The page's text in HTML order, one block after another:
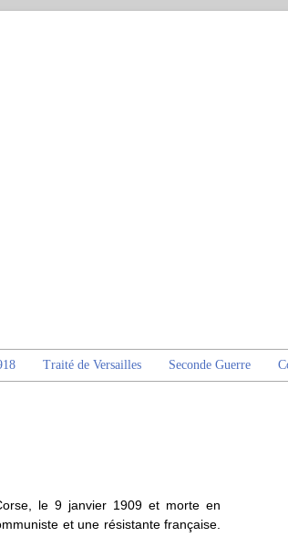
Traité de Versailles Seconde Guerre
le 9 janvier 1909 et morte en
et une résistante française.